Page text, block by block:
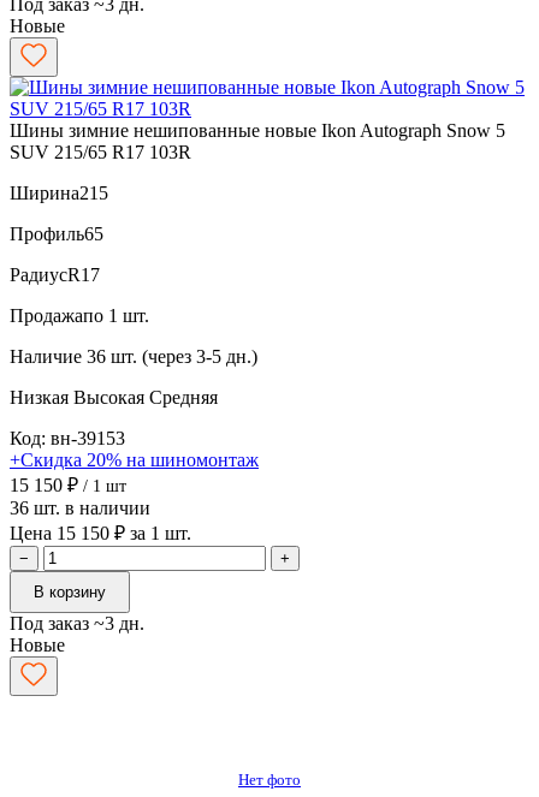
Новые
Шины зимние нешипованные новые Ikon Autograph Snow 5
SUV 215/65 R17 103R
Ширина215
Профиль65
РадиусR17
Продажапо 1 шт.
Наличие 36 шт. (через 3-5 дн.)
Низкая Высокая Средняя
Код: вн-39153
+Скидка 20% на шиномонтаж
15 150 ₽ / 1 шт
36 шт. в наличии
Цена 15 150 ₽ за 1 шт.
−
+
В корзину
Под заказ ~3 дн.
Новые
Нет фото